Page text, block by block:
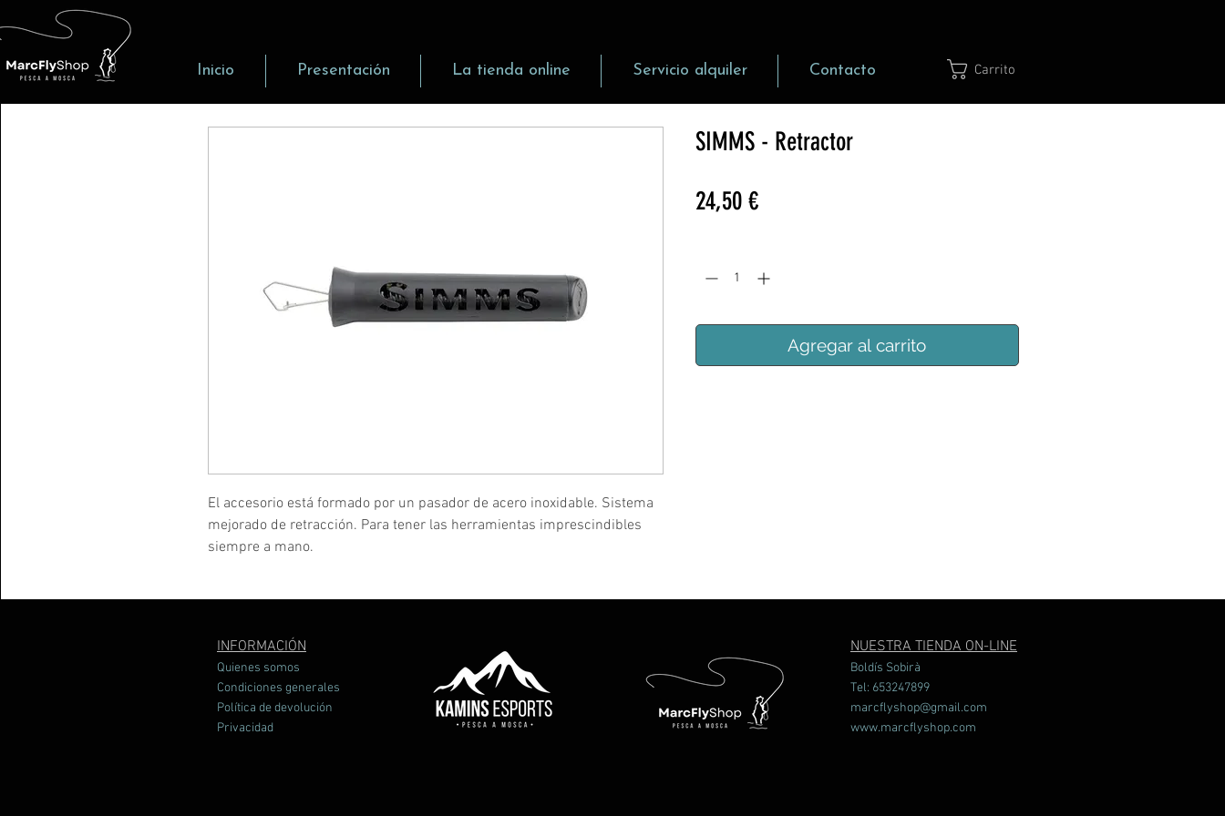
Inicio Presentación La tienda online Servicio alquiler Contacto Carrito
El accesorio está formado por un pasador de acero inoxidable. Sistema
mejorado de retracción. Para tener las herramientas imprescindibles
siempre a mano.
SIMMS - Retractor
24,50 €Precio
Agregar al carrito
INFORMACIÓN
Quienes somos
Condiciones generales
Política de devolución
Privacidad
NUESTRA TIENDA ON-LINE
Boldís Sobirà
Tel: 653247899
marcflyshop@gmail.com
www.marcflyshop.com